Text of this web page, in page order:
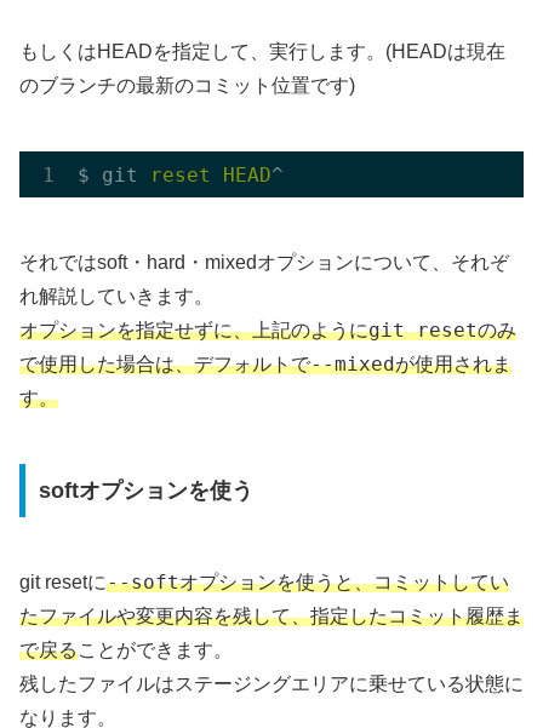
もしくはHEADを指定して、実行します。(HEADは現在
のブランチの最新のコミット位置です)
$ git reset HEAD
それではsoft・hard・mixedオプションについて、それぞ
れ解説していきます。
オプションを指定せずに、上記のようにgit resetのみ
で使用した場合は、デフォルトで--mixedが使用されま
す。
softオプションを使う
git resetに--softオプションを使うと、コミットしてい
たファイルや変更内容を残して、指定したコミット履歴ま
で戻ることができます。
残したファイルはステージングエリアに乗せている状態に
なります。